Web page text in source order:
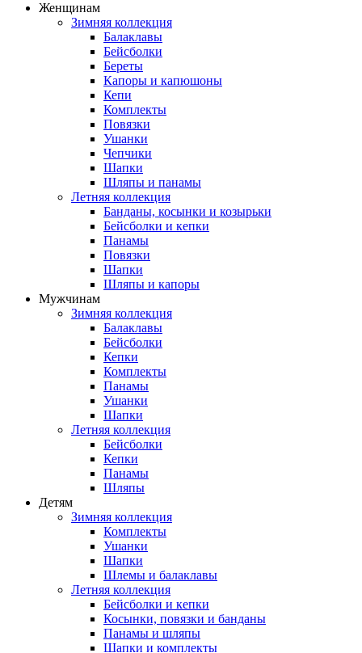
Женщинам
Зимняя коллекция
Балаклавы
Бейсболки
Береты
Капоры и капюшоны
Кепи
Комплекты
Повязки
Ушанки
Чепчики
Шапки
Шляпы и панамы
Летняя коллекция
Банданы, косынки и козырьки
Бейсболки и кепки
Панамы
Повязки
Шапки
Шляпы и капоры
Мужчинам
Зимняя коллекция
Балаклавы
Бейсболки
Кепки
Комплекты
Панамы
Ушанки
Шапки
Летняя коллекция
Бейсболки
Кепки
Панамы
Шляпы
Детям
Зимняя коллекция
Комплекты
Ушанки
Шапки
Шлемы и балаклавы
Летняя коллекция
Бейсболки и кепки
Косынки, повязки и банданы
Панамы и шляпы
Шапки и комплекты